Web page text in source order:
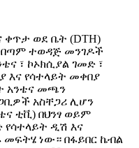
ወደ ቤት (DTH)
በጣም ተወዳጅ መንገዶች
፣ ኮኦክሲያል ገመድ ፣
የሳተላይት መቀበያ
አንቴና መጫን
አስቸጋሪ ሊሆን
ቲቪ) በህንፃ ወይም
ዲሽ እና
ነው። በፋይበር ኬብል